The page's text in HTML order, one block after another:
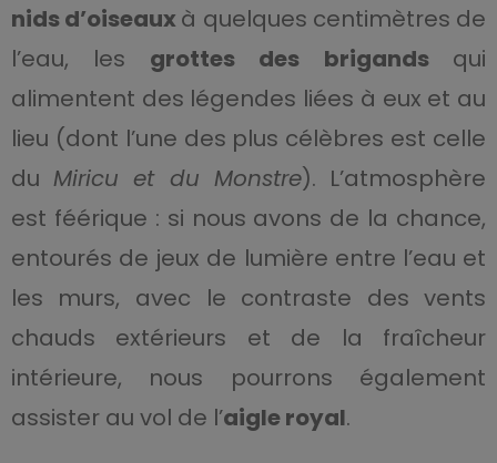
nids d’oiseaux à quelques centimètres de
l’eau, les grottes des brigands qui
alimentent des légendes liées à eux et au
lieu (dont l’une des plus célèbres est celle
duMiricu et du Monstre). L’atmosphère
est féérique : si nous avons de la chance,
entourés de jeux de lumière entre l’eau et
les murs, avec le contraste des vents
chauds extérieurs et de la fraîcheur
intérieure, nous pourrons également
assister au vol de l’aigle royal.